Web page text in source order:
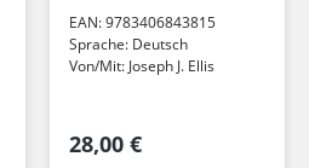
Unabhängigkeitserklär
ung
EAN:9783406843815
Sprache: Deutsch
Von/Mit: Joseph J. Ellis
28,00 €